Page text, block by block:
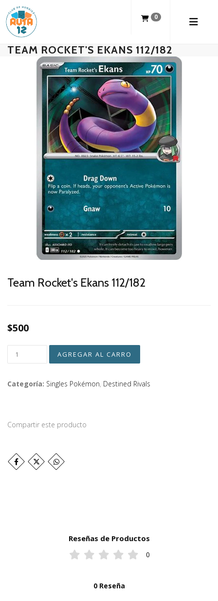
0
TEAM ROCKET'S EKANS 112/182
Team Rocket's Ekans 112/182
$500
Categoría: Singles Pokémon, Destined Rivals
Compartir este producto
Reseñas de Productos
0
0 Reseña